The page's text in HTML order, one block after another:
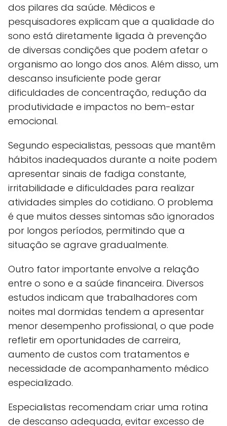
dos pilares da saúde. Médicos e
pesquisadores explicam que a qualidade do
sono está diretamente ligada à prevenção
de diversas condições que podem afetar o
organismo ao longo dos anos. Além disso, um
descanso insuficiente pode gerar
dificuldades de concentração, redução da
produtividade e impactos no bem-estar
emocional.
Segundo especialistas, pessoas que mantêm
hábitos inadequados durante a noite podem
apresentar sinais de fadiga constante,
irritabilidade e dificuldades para realizar
atividades simples do cotidiano. O problema
é que muitos desses sintomas são ignorados
por longos períodos, permitindo que a
situação se agrave gradualmente.
Outro fator importante envolve a relação
entre o sono e a saúde financeira. Diversos
estudos indicam que trabalhadores com
noites mal dormidas tendem a apresentar
menor desempenho profissional, o que pode
refletir em oportunidades de carreira,
aumento de custos com tratamentos e
necessidade de acompanhamento médico
especializado.
Especialistas recomendam criar uma rotina
de descanso adequada, evitar excesso de